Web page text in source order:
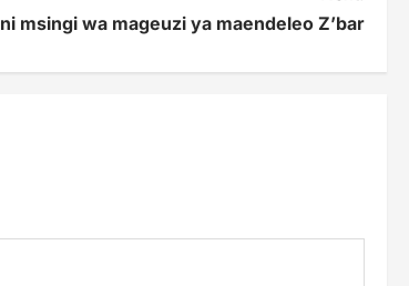
msingi wa mageuzi ya maendeleo Z’bar